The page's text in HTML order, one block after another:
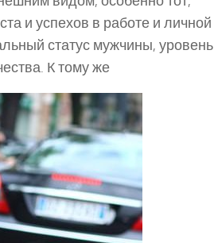
и успехов в работе и личной
статус мужчины, уровень
К тому же